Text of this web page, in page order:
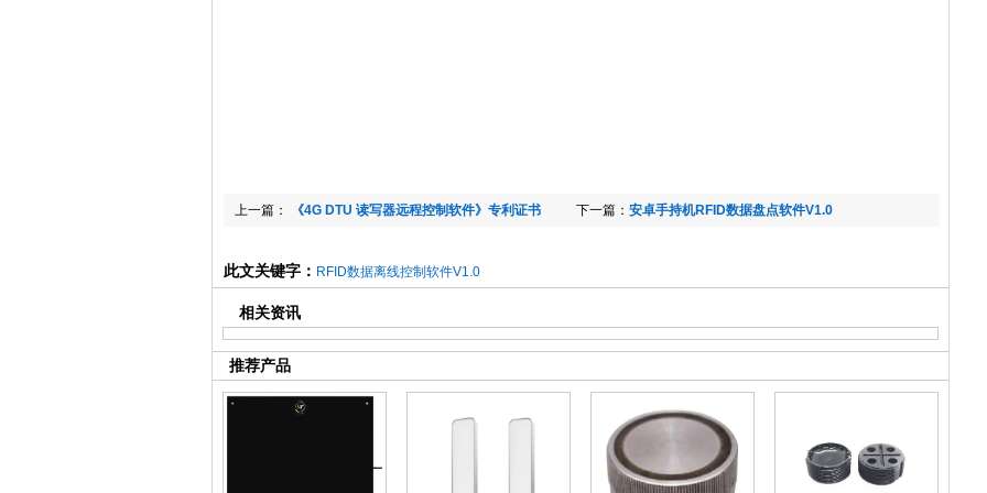
下一篇： 安卓手持机RFID数据盘点软件V1.0
上一篇： 《4G DTU 读写器远程控制软件》专利证书
此文关键字： RFID数据离线控制软件V1.0
相关资讯
推荐产品